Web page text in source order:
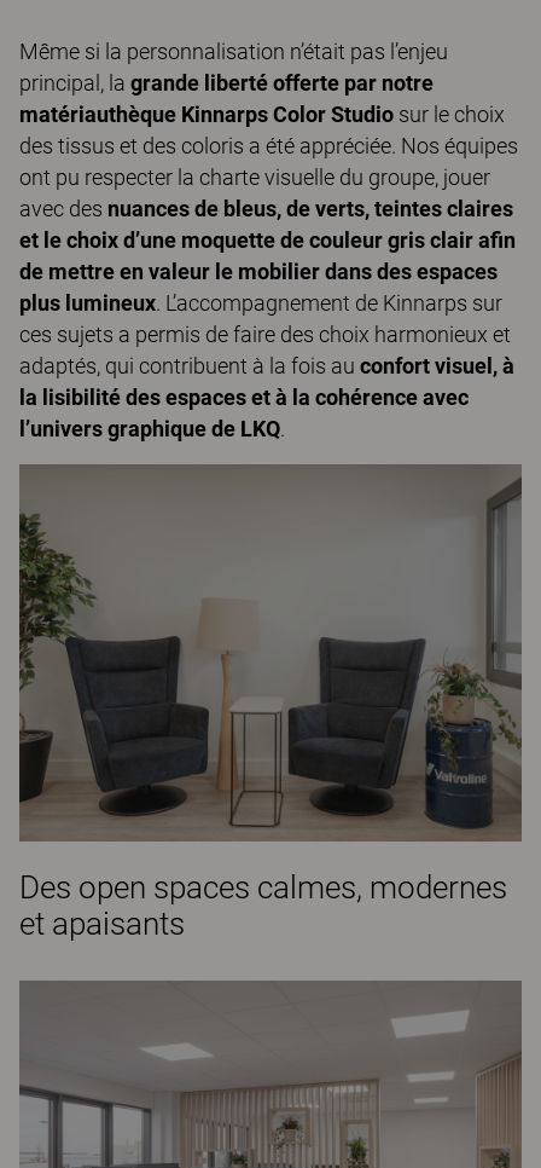
Même si la personnalisation n’était pas l’enjeu
principal, la grande liberté offerte par notre
matériauthèque Kinnarps Color Studio sur le choix
des tissus et des coloris a été appréciée. Nos équipes
ont pu respecter la charte visuelle du groupe, jouer
avec des nuances de bleus, de verts, teintes claires
et le choix d’une moquette de couleur gris clair afin
de mettre en valeur le mobilier dans des espaces
plus lumineux. L’accompagnement de Kinnarps sur
ces sujets a permis de faire des choix harmonieux et
adaptés, qui contribuent à la fois au confort visuel, à
la lisibilité des espaces et à la cohérence avec
l’univers graphique de LKQ.
Des open spaces calmes, modernes
et apaisants